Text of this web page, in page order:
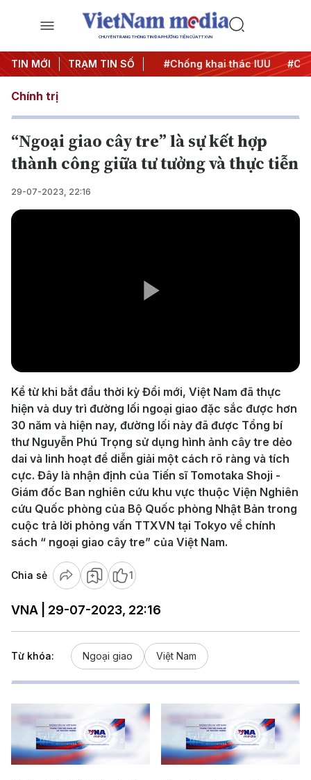
CHUYÊN TRANG THÔNG TIN ĐA PHƯƠNG TIỆN CỦA TTXVN
TIN MỚI TRẠM TIN SỐ
#Chiến dịch 500 ngày đêm #Chống khai thác IUU
Chính trị
“Ngoại giao cây tre” là sự kết hợp
thành công giữa tư tưởng và thực tiễn
29-07-2023, 22:16
Video
Kể từ khi bắt đầu thời kỳ Đổi mới, Việt Nam đã thực
hiện và duy trì đường lối ngoại giao đặc sắc được hơn
30 năm và hiện nay, đường lối này đã được Tổng bí
thư Nguyễn Phú Trọng sử dụng hình ảnh cây tre dẻo
dai và linh hoạt để diễn giải một cách rõ ràng và tích
cực. Đây là nhận định của Tiến sĩ Tomotaka Shoji -
Giám đốc Ban nghiên cứu khu vực thuộc Viện Nghiên
cứu Quốc phòng của Bộ Quốc phòng Nhật Bản trong
cuộc trả lời phỏng vấn TTXVN tại Tokyo về chính
sách “ ngoại giao cây tre” của Việt Nam.
Chia sẻ 1
VNA | 29-07-2023, 22:16
Từ khóa: Ngoại giao Việt Nam